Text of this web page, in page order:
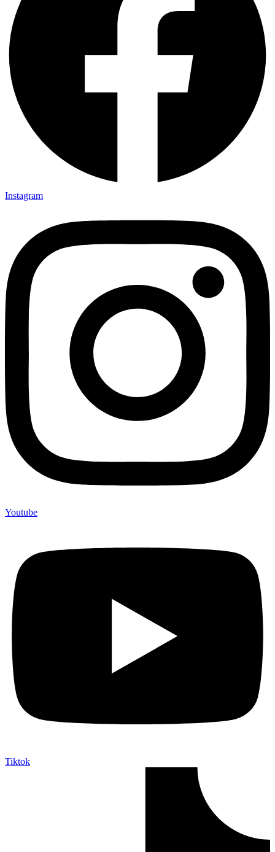
Instagram
Youtube
Tiktok